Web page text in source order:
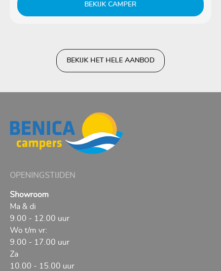
BEKIJK CAMPER
BEKIJK HET HELE AANBOD
OPENINGSTIJDEN
Showroom
Ma & di
9.00 - 12.00 uur
Wo t/m vr:
9.00 - 17.00 uur
Za
10.00 - 15.00 uur